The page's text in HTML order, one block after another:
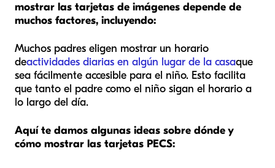
mostrar las tarjetas de imágenes depende de
muchos factores, incluyendo:
Muchos padres eligen mostrar un horario
deactividades diarias en algún lugar de la casaque
sea fácilmente accesible para el niño. Esto facilita
que tanto el padre como el niño sigan el horario a
lo largo del día.
Aquí te damos algunas ideas sobre dónde y
cómo mostrar las tarjetas PECS: